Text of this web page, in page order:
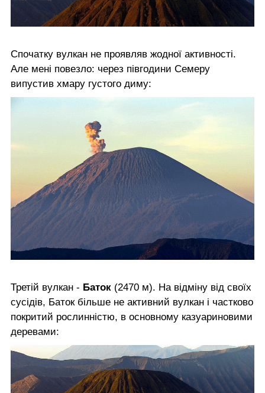
Спочатку вулкан не проявляв жодної активності.
Але мені повезло: через півгодини Семеру
випустив хмару густого диму:
Третій вулкан - Баток (2470 м). На відміну від своїх
сусідів, Баток більше не активний вулкан і частково
покритий рослинністю, в основному казуариновими
деревами: